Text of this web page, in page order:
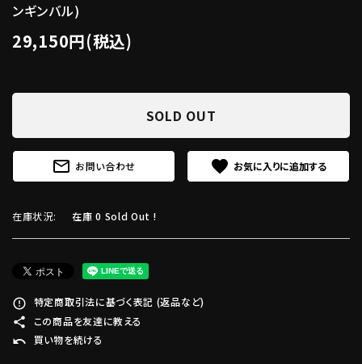
ンギンバル)
29,150円(税込)
SOLD OUT
mail_outline お問い合わせ favorite
在庫状況: 在庫 0 Sold Out !
error_outline 特定商取引法に基づく表記 (返品など)
share この商品を友達に教える
undo 買い物を続ける